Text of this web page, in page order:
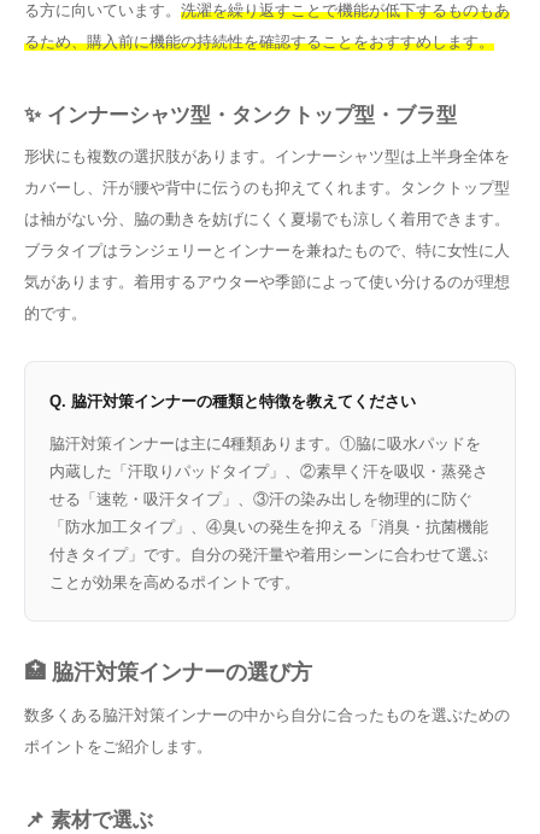
る方に向いています。 洗濯を繰り返すことで機能が低下するものもあ
るため、購入前に機能の持続性を確認することをおすすめします。
✨ インナーシャツ型・タンクトップ型・ブラ型
形状にも複数の選択肢があります。インナーシャツ型は上半身全体を
カバーし、汗が腰や背中に伝うのも抑えてくれます。タンクトップ型
は袖がない分、脇の動きを妨げにくく夏場でも涼しく着用できます。
ブラタイプはランジェリーとインナーを兼ねたもので、特に女性に人
気があります。着用するアウターや季節によって使い分けるのが理想
的です。
Q. 脇汗対策インナーの種類と特徴を教えてください
脇汗対策インナーは主に4種類あります。①脇に吸水パッドを
内蔵した「汗取りパッドタイプ」、②素早く汗を吸収・蒸発さ
せる「速乾・吸汗タイプ」、③汗の染み出しを物理的に防ぐ
「防水加工タイプ」、④臭いの発生を抑える「消臭・抗菌機能
付きタイプ」です。自分の発汗量や着用シーンに合わせて選ぶ
ことが効果を高めるポイントです。
🏥 脇汗対策インナーの選び方
数多くある脇汗対策インナーの中から自分に合ったものを選ぶための
ポイントをご紹介します。
📌 素材で選ぶ